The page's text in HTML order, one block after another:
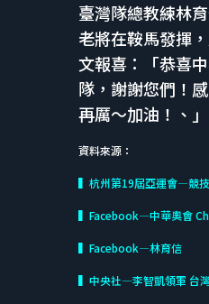
臺灣隊總教練林
老將在鞍馬發揮
文報喜：「恭喜
隊，謝謝您們！
再厲～加油！、」
資料來源：
▍杭州第19屆亞運會—競
▍Facebook—中華奧會
▍Facebook—林育信
▍中央社—李智凱領軍 台